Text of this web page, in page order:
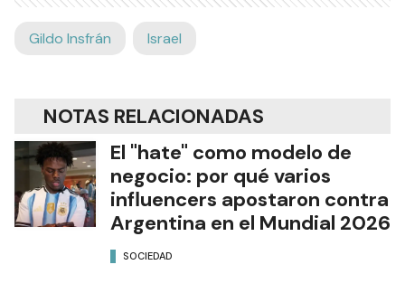
Gildo Insfrán Israel
NOTAS RELACIONADAS
El "hate" como modelo de
negocio: por qué varios
influencers apostaron contra
Argentina en el Mundial 2026
SOCIEDAD